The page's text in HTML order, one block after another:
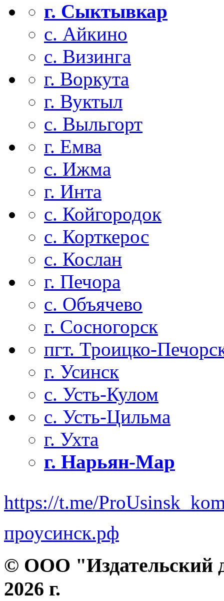
г. Сыктывкар
с. Айкино
с. Визинга
г. Воркута
г. Вуктыл
с. Выльгорт
г. Емва
с. Ижма
г. Инта
с. Койгородок
с. Корткерос
с. Кослан
г. Печора
с. Объячево
г. Сосногорск
пгт. Троицко-
г. Усинск
с. Усть-Кулом
с. Усть-Цильма
г. Ухта
г. Нарьян-Мар
https://t.me/
проусинск.рф
© ООО "Издательский
2026 г.